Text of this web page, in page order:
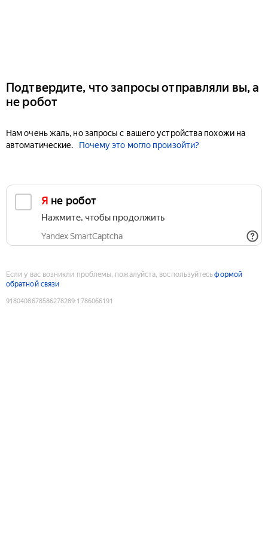
Подтвердите, что запросы отправляли вы, а
не робот
Нам очень жаль, но запросы с вашего устройства похожи на
автоматические.
Почему это могло произойти?
Я не робот
Нажмите, чтобы продолжить
Yandex SmartCaptcha
Если у вас возникли проблемы, пожалуйста, воспользуйтесьформой
обратной связи
9180408678586278289:1786066191